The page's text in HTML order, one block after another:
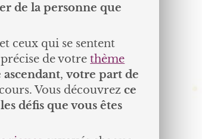
de la personne que
ceux qui se sentent
précise de votrethème
,votre part de
Vous découvrez ce
les défis que vous êtes